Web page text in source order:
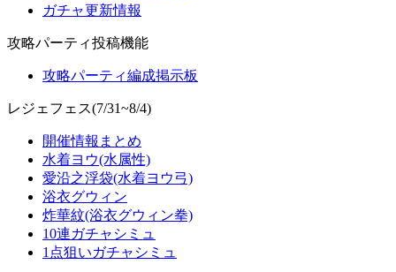
ガチャ更新情報
攻略パーティ投稿機能
攻略パーティ編成掲示板
レジェフェス(7/31~8/4)
開催情報まとめ
水着ヨウ(水属性)
愛沿之浮袋(水着ヨウ弓)
浴衣グウィン
炸華紋(浴衣グウィン拳)
10連ガチャシミュ
1点狙いガチャシミュ